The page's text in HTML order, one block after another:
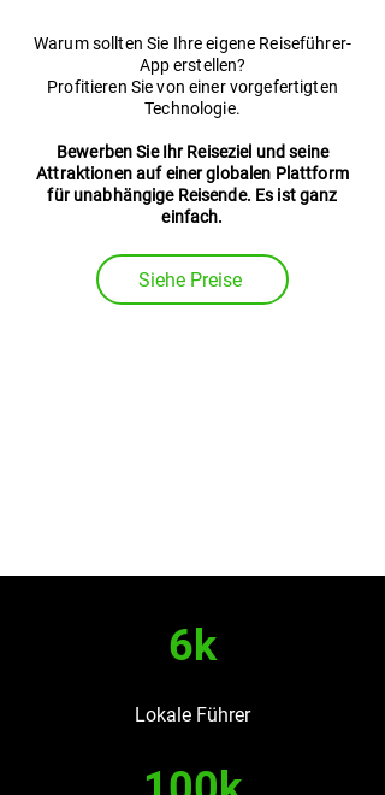
Warum sollten Sie Ihre eigene Reiseführer-
App erstellen?
Profitieren Sie von einer vorgefertigten
Technologie.
Bewerben Sie Ihr Reiseziel und seine
Attraktionen auf einer globalen Plattform
für unabhängige Reisende. Es ist ganz
einfach.
Siehe Preise
6k
Lokale Führer